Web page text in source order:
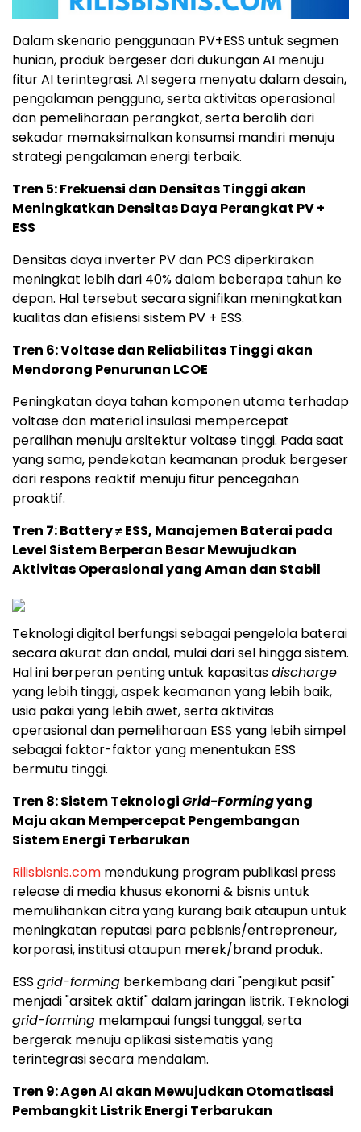
Dalam skenario penggunaan PV+ESS untuk segmen
hunian, produk bergeser dari dukungan AI menuju
fitur AI terintegrasi. AI segera menyatu dalam desain,
pengalaman pengguna, serta aktivitas operasional
dan pemeliharaan perangkat, serta beralih dari
sekadar memaksimalkan konsumsi mandiri menuju
strategi pengalaman energi terbaik.
Tren 5: Frekuensi dan Densitas Tinggi akan
Meningkatkan Densitas Daya Perangkat PV +
ESS
Densitas daya inverter PV dan PCS diperkirakan
meningkat lebih dari 40% dalam beberapa tahun ke
depan. Hal tersebut secara signifikan meningkatkan
kualitas dan efisiensi sistem PV + ESS.
Tren 6: Voltase dan Reliabilitas Tinggi akan
Mendorong Penurunan LCOE
Peningkatan daya tahan komponen utama terhadap
voltase dan material insulasi mempercepat
peralihan menuju arsitektur voltase tinggi. Pada saat
yang sama, pendekatan keamanan produk bergeser
dari respons reaktif menuju fitur pencegahan
proaktif.
Tren 7: Battery ≠ ESS, Manajemen Baterai pada
Level Sistem Berperan Besar Mewujudkan
Aktivitas Operasional yang Aman dan Stabil
Teknologi digital berfungsi sebagai pengelola baterai
secara akurat dan andal, mulai dari sel hingga sistem.
Hal ini berperan penting untuk kapasitasdischarge
yang lebih tinggi, aspek keamanan yang lebih baik,
usia pakai yang lebih awet, serta aktivitas
operasional dan pemeliharaan ESS yang lebih simpel
sebagai faktor-faktor yang menentukan ESS
bermutu tinggi.
Tren 8: Sistem TeknologiGrid-Formingyang
Maju akan Mempercepat Pengembangan
Sistem Energi Terbarukan
Rilisbisnis.com mendukung program publikasi press
release di media khusus ekonomi & bisnis untuk
memulihankan citra yang kurang baik ataupun untuk
meningkatan reputasi para pebisnis/entrepreneur,
korporasi, institusi ataupun merek/brand produk.
ESS grid-forming berkembang dari "pengikut pasif"
menjadi "arsitek aktif" dalam jaringan listrik. Teknologi
grid-forming melampaui fungsi tunggal, serta
bergerak menuju aplikasi sistematis yang
terintegrasi secara mendalam.
Tren 9: Agen AI akan Mewujudkan Otomatisasi
Pembangkit Listrik Energi Terbarukan